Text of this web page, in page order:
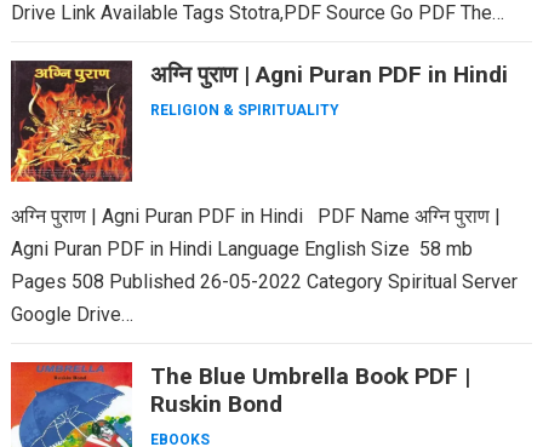
Drive Link Available Tags Stotra,PDF Source Go PDF The
अग्नि पुराण | Agni Puran PDF in Hindi
RELIGION & SPIRITUALITY
अग्नि पुराण | Agni Puran PDF in Hindi PDF Name अग्नि पुराण |
Agni Puran PDF in Hindi Language English Size 58 mb
Pages 508 Published 26-05-2022 Category Spiritual Server
Google Drive…
The Blue Umbrella Book PDF |
Ruskin Bond
EBOOKS